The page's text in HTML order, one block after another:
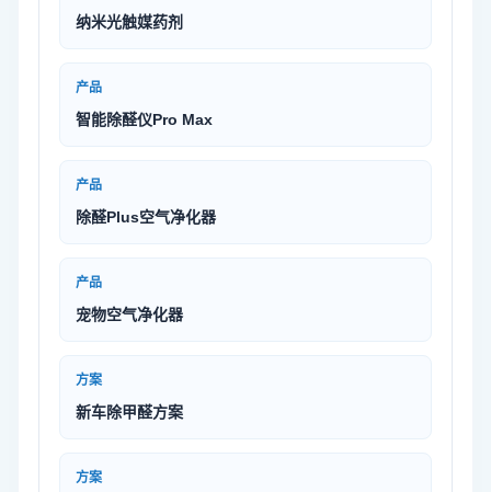
纳米光触媒药剂
产品
智能除醛仪Pro Max
产品
除醛Plus空气净化器
产品
宠物空气净化器
方案
新车除甲醛方案
方案